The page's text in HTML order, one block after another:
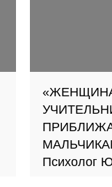
Психолог